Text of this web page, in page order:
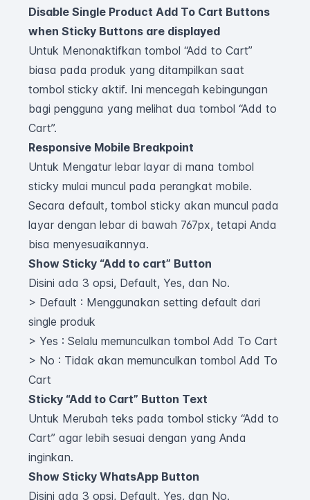
Disable Single Product Add To Cart Buttons
when Sticky Buttons are displayed
Untuk Menonaktifkan tombol “Add to Cart”
biasa pada produk yang ditampilkan saat
tombol sticky aktif. Ini mencegah kebingungan
bagi pengguna yang melihat dua tombol “Add to
Cart”.
Responsive Mobile Breakpoint
Untuk Mengatur lebar layar di mana tombol
sticky mulai muncul pada perangkat mobile.
Secara default, tombol sticky akan muncul pada
layar dengan lebar di bawah 767px, tetapi Anda
bisa menyesuaikannya.
Show Sticky “Add to cart” Button
Disini ada 3 opsi, Default, Yes, dan No.
> Default : Menggunakan setting default dari
single produk
> Yes : Selalu memunculkan tombol Add To Cart
> No : Tidak akan memunculkan tombol Add To
Cart
Sticky “Add to Cart” Button Text
Untuk Merubah teks pada tombol sticky “Add to
Cart” agar lebih sesuai dengan yang Anda
inginkan.
Show Sticky WhatsApp Button
Disini ada 3 opsi, Default, Yes, dan No.